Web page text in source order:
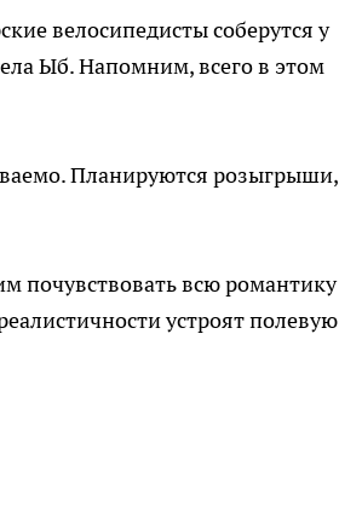
велосипедисты соберутся у
Ыб. Напомним, всего в этом
Планируются розыгрыши,
почувствовать всю романтику
устроят полевую